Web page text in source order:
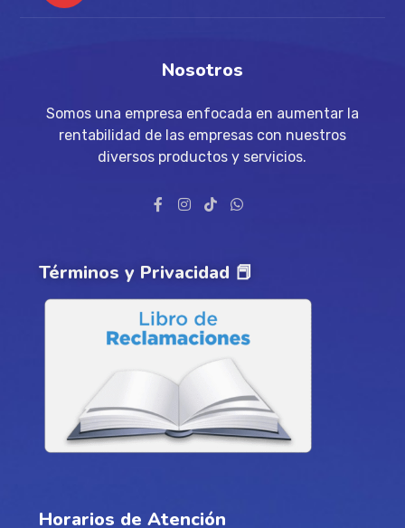
Nosotros
Somos una empresa enfocada en aumentar la
rentabilidad de las empresas con nuestros
diversos productos y servicios.
Términos y Privacidad 📕
Horarios de Atención